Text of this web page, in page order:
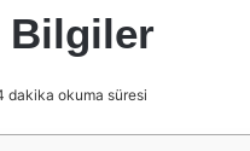
Bilgiler
dakika okuma süresi